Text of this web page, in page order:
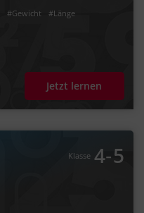
#Gewicht #Länge
Jetzt lernen
Klasse 4‐5